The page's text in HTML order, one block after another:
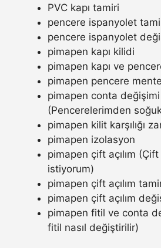
PVC kapı tamiri
pencere ispanyolet
pencere ispanyolet
pimapen kapı kilidi
pimapen kapı ve
pimapen pencere
pimapen conta değişimi
(Pencerelerimden
pimapen kilit karşılığı
pimapen izolasyon
pimapen çift açılım (Çift
istiyorum)
pimapen çift açılım
pimapen çift açılım
pimapen fitil ve conta
fitil nasıl değiştirilir)